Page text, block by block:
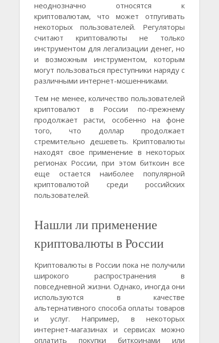
неоднозначно относятся к
криптовалютам, что может отпугивать
некоторых пользователей. Регуляторы
считают криптовалюты не только
инструментом для легализации денег, но
и возможным инструментом, которым
могут пользоваться преступники наряду с
различными интернет-мошенниками.
Тем не менее, количество пользователей
криптовалют в России по-прежнему
продолжает расти, особенно на фоне
того, что доллар продолжает
стремительно дешеветь. Криптовалюты
находят свое применение в некоторых
регионах России, при этом биткоин все
еще остается наиболее популярной
криптовалютой среди российских
пользователей.
Нашли ли применение
криптовалюты в России
Криптовалюты в России пока не получили
широкого распространения в
повседневной жизни. Однако, иногда они
используются в качестве
альтернативного способа оплаты товаров
и услуг. Например, в некоторых
интернет-магазинах и сервисах можно
оплатить покупки биткоинами или